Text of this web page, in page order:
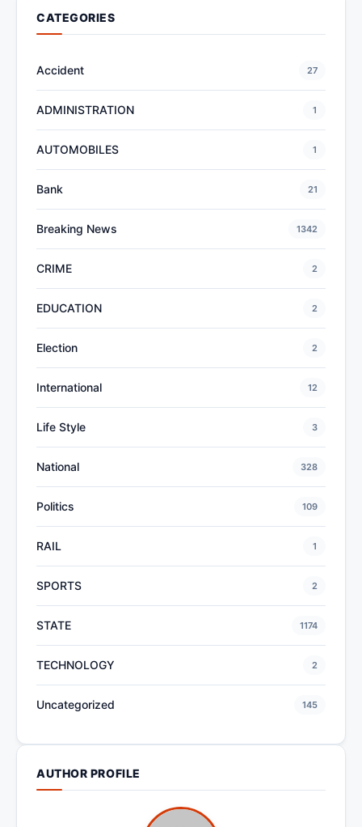
CATEGORIES
Accident 27
ADMINISTRATION 1
AUTOMOBILES 1
Bank 21
Breaking News 1342
CRIME 2
EDUCATION 2
Election 2
International 12
Life Style 3
National 328
Politics 109
RAIL 1
SPORTS 2
STATE 1174
TECHNOLOGY 2
Uncategorized 145
AUTHOR PROFILE